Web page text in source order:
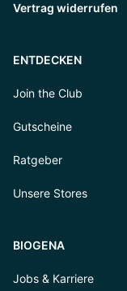
Vertrag widerrufen
ENTDECKEN
Join the Club
Gutscheine
Ratgeber
Unsere Stores
BIOGENA
Jobs & Karriere